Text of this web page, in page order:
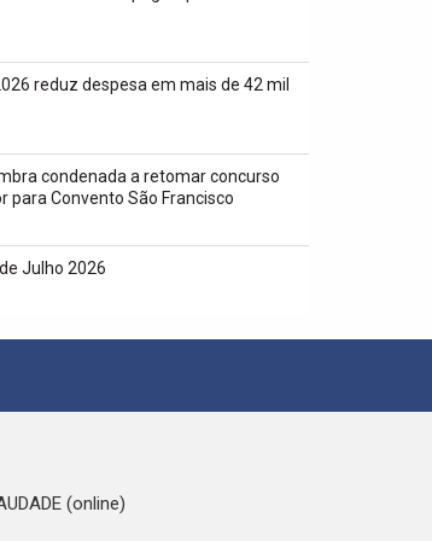
reduz despesa em mais de 42 mil
condenada a retomar concurso
para Convento São Francisco
Julho 2026
(online)